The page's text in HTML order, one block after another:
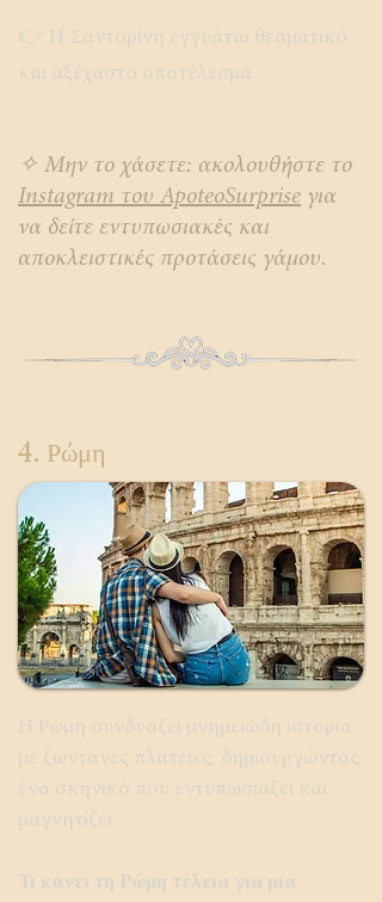
👉 Η Σαντορίνη εγγυάται θεαματικό
και αξέχαστο αποτέλεσμα.
✧ Μην το χάσετε: ακολουθήστε το
Instagram του ApoteoSurprise για
να δείτε εντυπωσιακές και
αποκλειστικές προτάσεις γάμου.
4. Ρώμη
Η Ρώμη συνδυάζει μνημειώδη ιστορία
με ζωντανές πλατείες, δημιουργώντας
ένα σκηνικό που εντυπωσιάζει και
μαγνητίζει.
Τι κάνει τη Ρώμη τέλεια για μια